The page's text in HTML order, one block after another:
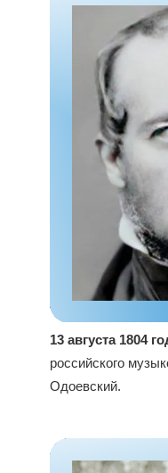
13 августа 1804
российского
Одоевский.